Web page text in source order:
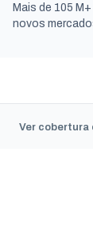
Mais de 105
novos
Ver cobertura